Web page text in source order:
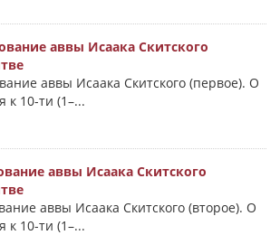
аввы Исаака Скитского
аввы Исаака Скитского (первое). О
к 10-ти (1–...
аввы Исаака Скитского
аввы Исаака Скитского (второе). О
к 10-ти (1–...